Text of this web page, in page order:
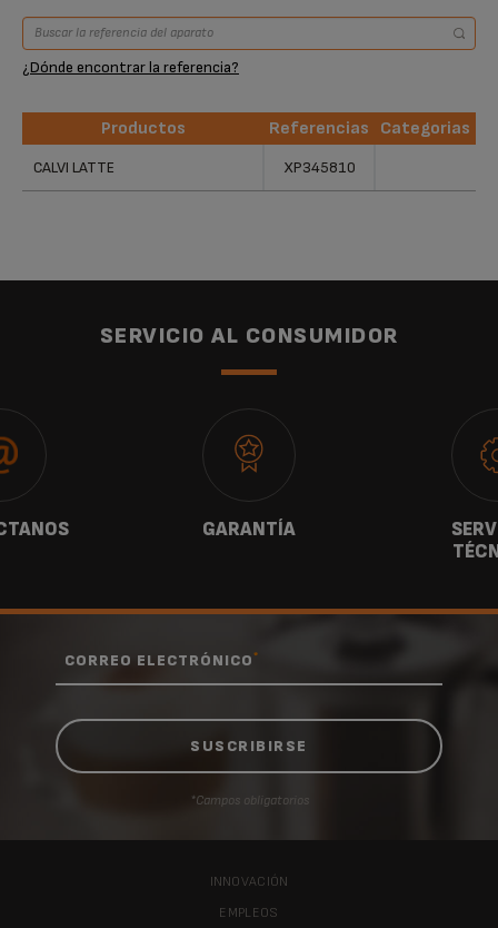
¿Dónde encontrar la referencia?
Productos Referencias
Categorias
CALVI LATTE XP345810
SERVICIO AL CONSUMIDOR
GARANTÍA
CORREO ELECTRÓNICO*
*Campos obligatorios
INNOVACIÓN
EMPLEOS